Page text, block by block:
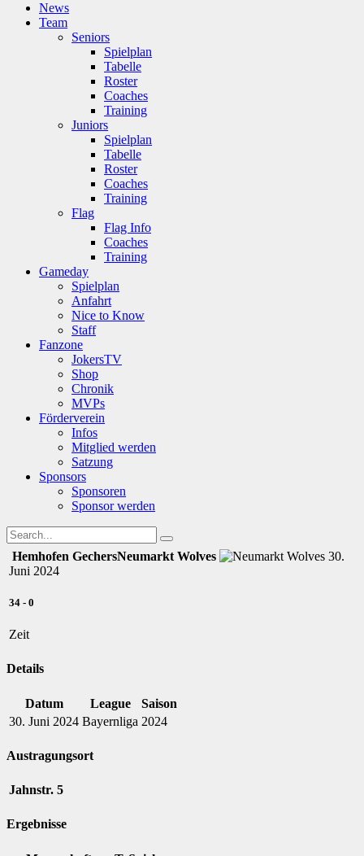
News
Team
Seniors
Spielplan
Tabelle
Roster
Coaches
Training
Juniors
Spielplan
Tabelle
Roster
Coaches
Training
Flag
Flag Info
Coaches
Training
Gameday
Spielplan
Anfahrt
Nice to Know
Staff
Fanzone
JokersTV
Shop
Chronik
MVPs
Förderverein
Infos
Mitglied werden
Satzung
Sponsors
Sponsoren
Sponsor werden
Hemhofen GechersNeumarkt Wolves
30.
Juni 2024
34 - 0
Zeit
Details
Datum League
Saison
30. Juni 2024 Bayernliga 2024
Austragungsort
Jahnstr. 5
Ergebnisse